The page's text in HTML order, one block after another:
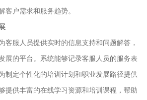
客户需求和服务趋势。
服人员提供实时的信息支持和问题解答，
展的平台。系统能够记录客服人员的服务表
制定个性化的培训计划和职业发展路径提供
提供丰富的在线学习资源和培训课程，帮助